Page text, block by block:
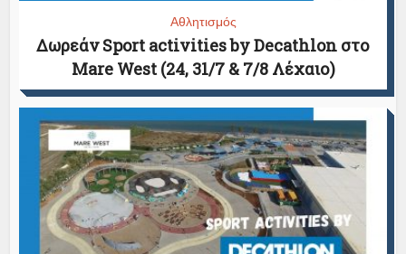
Αθλητισμός
Δωρεάν Sport activities by Decathlon στο
Mare West (24, 31/7 & 7/8 Λέχαιο)